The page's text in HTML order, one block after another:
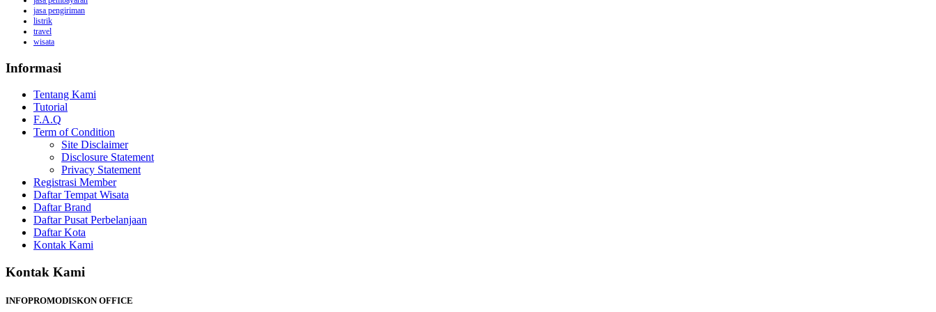
jasa pengiriman
listrik
travel
wisata
Informasi
Tentang Kami
Tutorial
F.A.Q
Term of Condition
Site Disclaimer
Disclosure Statement
Privacy Statement
Registrasi Member
Daftar Tempat Wisata
Daftar Brand
Daftar Pusat Perbelanjaan
Daftar Kota
Kontak Kami
Kontak Kami
INFOPROMODISKON OFFICE